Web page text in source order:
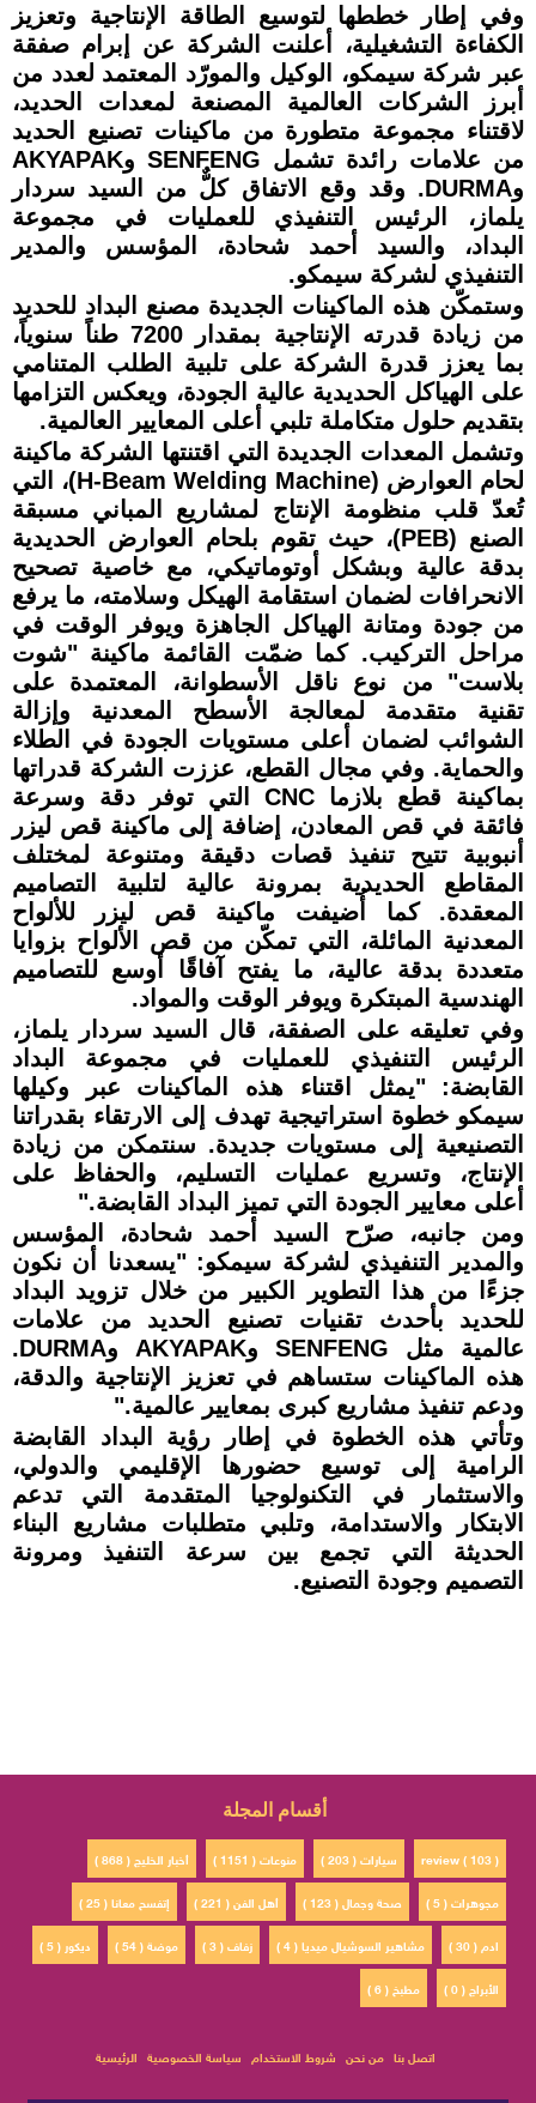
وفي إطار خططها لتوسيع الطاقة الإنتاجية وتعزيز
الكفاءة التشغيلية، أعلنت الشركة عن إبرام صفقة
عبر شركة سيمكو، الوكيل والمورّد المعتمد لعدد من
أبرز الشركات العالمية المصنعة لمعدات الحديد،
لاقتناء مجموعة متطورة من ماكينات تصنيع الحديد
من علامات رائدة تشمل SENFENG وAKYAPAK
وDURMA. وقد وقع الاتفاق كلٌّ من السيد سردار
يلماز، الرئيس التنفيذي للعمليات في مجموعة
البداد، والسيد أحمد شحادة، المؤسس والمدير
التنفيذي لشركة سيمكو.
وستمكّن هذه الماكينات الجديدة مصنع البداد للحديد
من زيادة قدرته الإنتاجية بمقدار 7200 طناً سنوياً،
بما يعزز قدرة الشركة على تلبية الطلب المتنامي
على الهياكل الحديدية عالية الجودة، ويعكس التزامها
بتقديم حلول متكاملة تلبي أعلى المعايير العالمية.
وتشمل المعدات الجديدة التي اقتنتها الشركة ماكينة
لحام العوارض (H-Beam Welding Machine)، التي
تُعدّ قلب منظومة الإنتاج لمشاريع المباني مسبقة
الصنع (PEB)، حيث تقوم بلحام العوارض الحديدية
بدقة عالية وبشكل أوتوماتيكي، مع خاصية تصحيح
الانحرافات لضمان استقامة الهيكل وسلامته، ما يرفع
من جودة ومتانة الهياكل الجاهزة ويوفر الوقت في
مراحل التركيب. كما ضمّت القائمة ماكينة "شوت
بلاست" من نوع ناقل الأسطوانة، المعتمدة على
تقنية متقدمة لمعالجة الأسطح المعدنية وإزالة
الشوائب لضمان أعلى مستويات الجودة في الطلاء
والحماية. وفي مجال القطع، عززت الشركة قدراتها
بماكينة قطع بلازما CNC التي توفر دقة وسرعة
فائقة في قص المعادن، إضافة إلى ماكينة قص ليزر
أنبوبية تتيح تنفيذ قصات دقيقة ومتنوعة لمختلف
المقاطع الحديدية بمرونة عالية لتلبية التصاميم
المعقدة. كما أُضيفت ماكينة قص ليزر للألواح
المعدنية المائلة، التي تمكّن من قص الألواح بزوايا
متعددة بدقة عالية، ما يفتح آفاقًا أوسع للتصاميم
الهندسية المبتكرة ويوفر الوقت والمواد.
وفي تعليقه على الصفقة، قال السيد سردار يلماز،
الرئيس التنفيذي للعمليات في مجموعة البداد
القابضة: "يمثل اقتناء هذه الماكينات عبر وكيلها
سيمكو خطوة استراتيجية تهدف إلى الارتقاء بقدراتنا
التصنيعية إلى مستويات جديدة. سنتمكن من زيادة
الإنتاج، وتسريع عمليات التسليم، والحفاظ على
أعلى معايير الجودة التي تميز البداد القابضة."
ومن جانبه، صرّح السيد أحمد شحادة، المؤسس
والمدير التنفيذي لشركة سيمكو: "يسعدنا أن نكون
جزءًا من هذا التطوير الكبير من خلال تزويد البداد
للحديد بأحدث تقنيات تصنيع الحديد من علامات
عالمية مثل SENFENG وAKYAPAK وDURMA.
هذه الماكينات ستساهم في تعزيز الإنتاجية والدقة،
ودعم تنفيذ مشاريع كبرى بمعايير عالمية."
وتأتي هذه الخطوة في إطار رؤية البداد القابضة
الرامية إلى توسيع حضورها الإقليمي والدولي،
والاستثمار في التكنولوجيا المتقدمة التي تدعم
الابتكار والاستدامة، وتلبي متطلبات مشاريع البناء
الحديثة التي تجمع بين سرعة التنفيذ ومرونة
التصميم وجودة التصنيع.
أقسام المجلة
أخبار الخليج ( 868 ) منوعات ( 1151 ) سيارات ( 203 )
review ( 103 )
إتفسح معانا ( 25 )
أهل الفن ( 221 ) صحة وجمال ( 123 )
مجوهرات ( 5 )
ديكور ( 5 )
موضة ( 54 ) زفاف ( 3 ) مشاهير السوشيال ميديا ( 4 )
ادم ( 30 )
مطبخ ( 6 )
الأبراج ( 0 )
الرئيسية سياسة الخصوصية شروط الاستخدام من نحن اتصل بنا